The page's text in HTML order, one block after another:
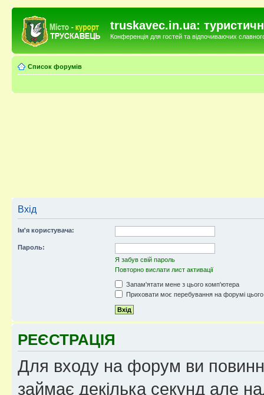
truskavec.in.ua:
Конференція для гостей та відпочиваючих
Список форумів
Вхід
Ім'я користувача:
Пароль:
Я забув свій пароль
Повторно вислати лист активації
Запам'ятати мене з цього комп'ютера
Приховати моє перебування на форумі
РЕЄСТРАЦІЯ
Для входу на форум ви
займає декілька секунд але